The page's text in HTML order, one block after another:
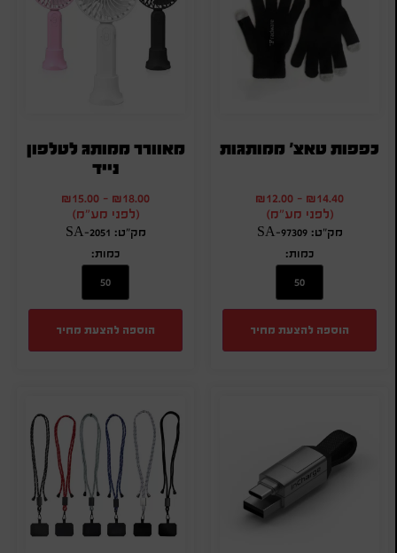
כפפות טאצ' ממותגות
₪14.40
-
₪12.00
(לפני מע"מ)
מק"ט: SA-97309
כמות:
הוספה להצעת מחיר
מאוורר ממותג לטלפון
נייד
₪18.00
-
₪15.00
(לפני מע"מ)
מק"ט: SA-2051
כמות:
הוספה להצעת מחיר